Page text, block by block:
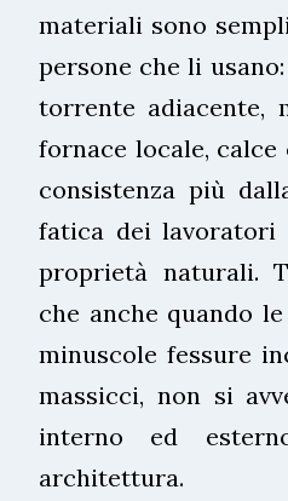
materiali sono
persone che li
torrente adiacente,
fornace locale,
consistenza più
fatica dei lavoratori
proprietà naturali.
che anche quando
minuscole fessure
massicci, non si
interno ed
architettura.